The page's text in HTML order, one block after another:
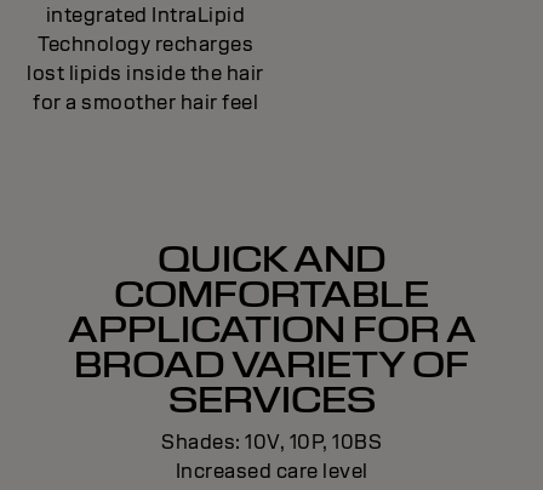
integrated IntraLipid
Technology recharges
lost lipids inside the hair
for a smoother hair feel
QUICK AND
COMFORTABLE
APPLICATION FOR A
BROAD VARIETY OF
SERVICES
Shades: 10V, 10P, 10BS
Increased care level